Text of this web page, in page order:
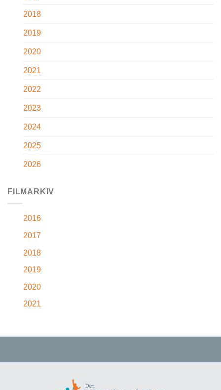
2018
2019
2020
2021
2022
2023
2024
2025
2026
FILMARKIV
2016
2017
2018
2019
2020
2021